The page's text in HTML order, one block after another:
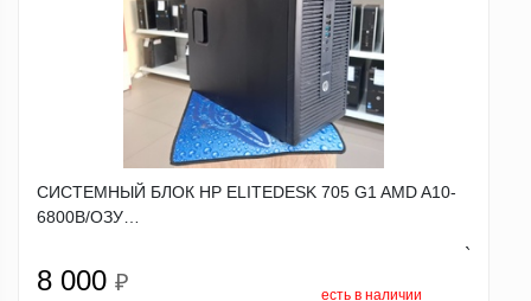
СИСТЕМНЫЙ БЛОК HP ELITEDESK 705 G1 AMD A10-
6800B/ОЗУ…
8 000 ₽
`
есть в наличии